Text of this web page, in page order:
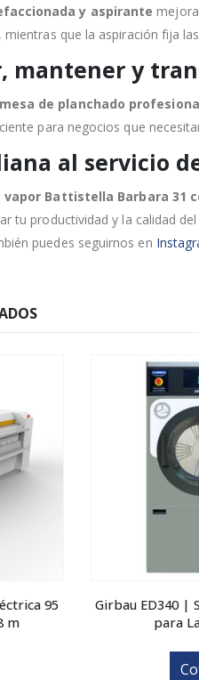
y aspirante
que la aspiración fija
mantener y
de planchado
para negocios que
al servicio
vapor Battistella Barbara 31
tu productividad y la calidad
puedes seguirnos en
95
m
Girbau ED340 |
para